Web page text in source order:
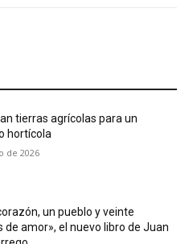
tierras agrícolas para un
hortícola
de 2026
un pueblo y veinte
de amor», el nuevo libro de Juan